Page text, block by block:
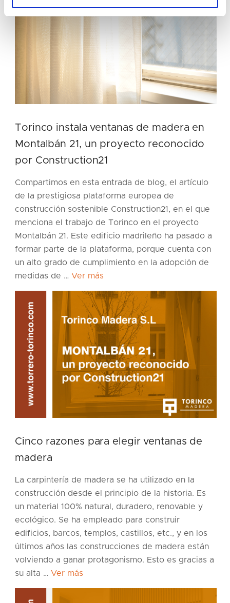
Torinco instala ventanas de madera en
Montalbán 21, un proyecto reconocido
por Construction21
Compartimos en esta entrada de blog, el artículo
de la prestigiosa plataforma europea de
construcción sostenible Construction21, en el que
menciona el trabajo de Torinco en el proyecto
Montalbán 21. Este edificio madrileño ha pasado a
formar parte de la plataforma, porque cuenta con
un alto grado de cumplimiento en la adopción de
medidas de … Ver más
Cinco razones para elegir ventanas de
madera
La carpintería de madera se ha utilizado en la
construcción desde el principio de la historia. Es
un material 100% natural, duradero, renovable y
ecológico. Se ha empleado para construir
edificios, barcos, templos, castillos, etc., y en los
últimos años las construcciones de madera están
volviendo a ganar protagonismo. Esto es gracias a
su alta … Ver más